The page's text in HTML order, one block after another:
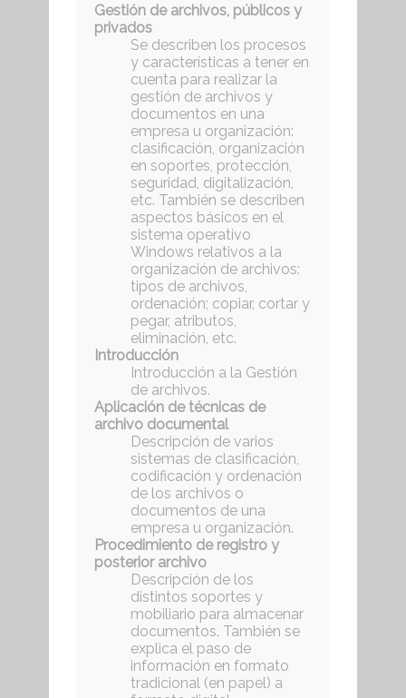
Gestión de archivos, públicos y
privados
Se describen los procesos
y características a tener en
cuenta para realizar la
gestión de archivos y
documentos en una
empresa u organización:
clasificación, organización
en soportes, protección,
seguridad, digitalización,
etc. También se describen
aspectos básicos en el
sistema operativo
Windows relativos a la
organización de archivos:
tipos de archivos,
ordenación; copiar, cortar y
pegar, atributos,
eliminación, etc.
Introducción
Introducción a la Gestión
de archivos.
Aplicación de técnicas de
archivo documental
Descripción de varios
sistemas de clasificación,
codificación y ordenación
de los archivos o
documentos de una
empresa u organización.
Procedimiento de registro y
posterior archivo
Descripción de los
distintos soportes y
mobiliario para almacenar
documentos. También se
explica el paso de
información en formato
tradicional (en papel) a